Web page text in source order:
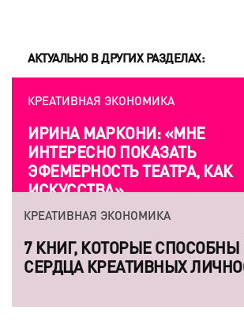
АКТУАЛЬНО В ДРУГИХ РАЗДЕЛАХ:
КРЕАТИВНАЯ ЭКОНОМИКА
ИРИНА МАРКОНИ: «МНЕ
ИНТЕРЕСНО ПОКАЗАТЬ
ЭФЕМЕРНОСТЬ ТЕАТРА, КАК
ИСКУССТВА»
КРЕАТИВНАЯ ЭКОНОМИКА
7 КНИГ, КОТОРЫЕ СПОСОБНЫ
СЕРДЦА КРЕАТИВНЫХ